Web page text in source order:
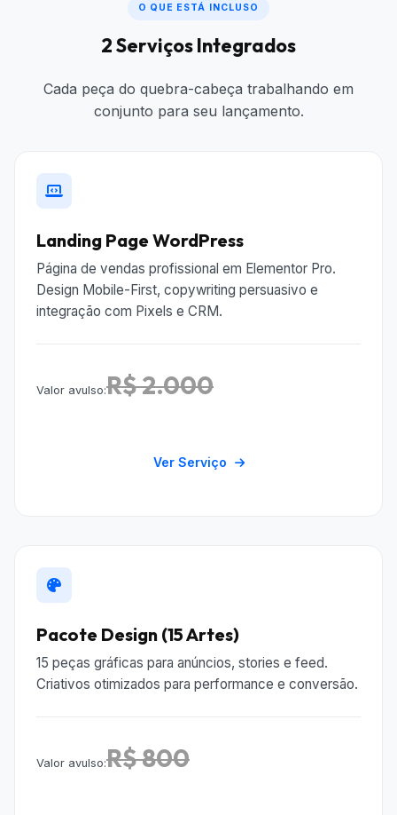
O QUE ESTÁ INCLUSO
2 Serviços Integrados
Cada peça do quebra-cabeça trabalhando em
conjunto para seu lançamento.
Landing Page WordPress
Página de vendas profissional em Elementor Pro.
Design Mobile-First, copywriting persuasivo e
integração com Pixels e CRM.
Valor avulso:R$ 2.000
Ver Serviço
Pacote Design (15 Artes)
15 peças gráficas para anúncios, stories e feed.
Criativos otimizados para performance e conversão.
Valor avulso:R$ 800